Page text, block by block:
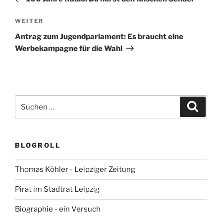
Nächster
Beitrag
WEITER
Antrag zum Jugendparlament: Es braucht eine
Werbekampagne für die Wahl
nach:
BLOGROLL
Thomas Köhler - Leipziger Zeitung
Pirat im Stadtrat Leipzig
Biographie - ein Versuch